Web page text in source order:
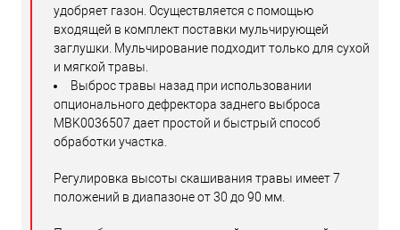
удобряет газон. Осуществляется c помощью
входящей в комплект поставки мульчирующей
заглушки. Мульчирование подходит только для сухой
и мягкой травы.
Выброс травы назад при использовании
опционального дефректора заднего выброса
MBK0036507 дает простой и быстрый способ
обработки участка.
Регулировка высоты скашивания травы имеет 7
положений в диапазоне от 30 до 90 мм.